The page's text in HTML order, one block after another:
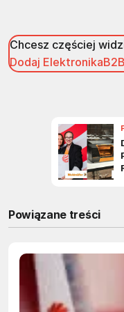
Chcesz częściej
Dodaj
Powiązane treści